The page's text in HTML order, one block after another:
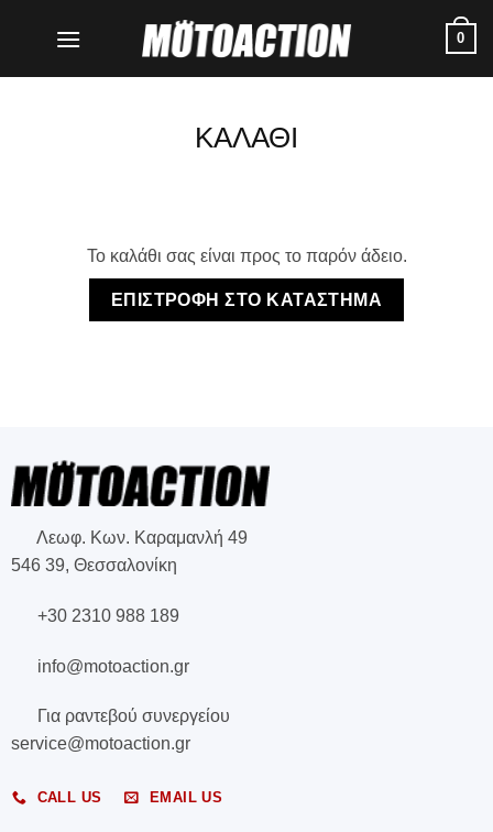
0
ΚΑΛΑΘΙ
Το καλάθι σας είναι προς το παρόν άδειο.
ΕΠΙΣΤΡΟΦΗ ΣΤΟ ΚΑΤΑΣΤΗΜΑ
Λεωφ. Κων. Καραμανλή 49
546 39, Θεσσαλονίκη
+30 2310 988 189
info@motoaction.gr
Για ραντεβού συνεργείου
service@motoaction.gr
CALL US EMAIL US